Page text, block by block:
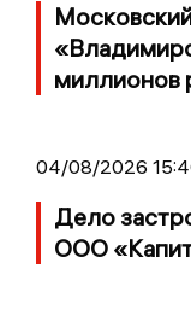
миллионов
04/08/2026
Дело
ООО